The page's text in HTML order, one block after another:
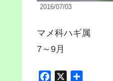
2016/07/03
マメ科ハギ属
7～9月